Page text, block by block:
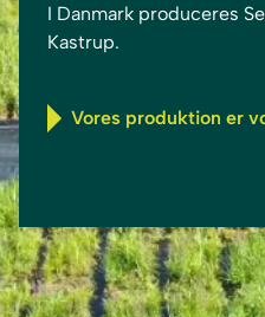
I Danmark produceres
Kastrup.
Vores produktion er